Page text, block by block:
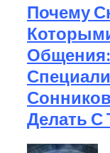
Почему
Делать С